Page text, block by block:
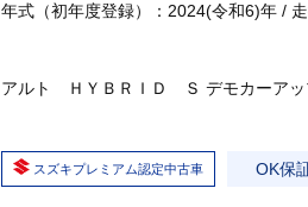
年式（初年度登録）：2024(令和6)年 /
アルト ＨＹＢＲＩＤ Ｓ デモカーア
スズキプレミアム認定中古車 OK保